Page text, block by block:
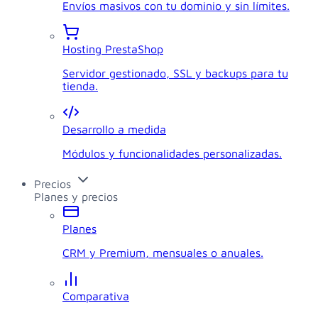
Envíos masivos con tu dominio y sin límites.
Hosting PrestaShop
Servidor gestionado, SSL y backups para tu
tienda.
Desarrollo a medida
Módulos y funcionalidades personalizadas.
Precios
Planes y precios
Planes
CRM y Premium, mensuales o anuales.
Comparativa